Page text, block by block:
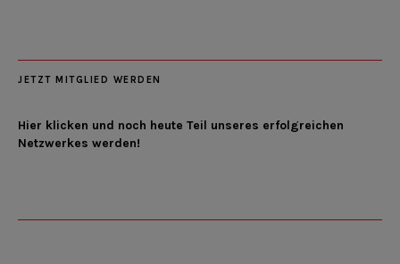
JETZT MITGLIED WERDEN
Hier klicken und noch heute Teil unseres erfolgreichen
Netzwerkes werden!